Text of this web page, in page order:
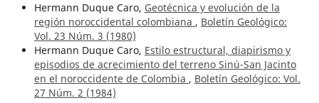
Hermann Duque Caro, Geotécnica y evolución de la
región noroccidental colombiana , Boletín Geológico:
Vol. 23 Núm. 3 (1980)
Hermann Duque Caro, Estilo estructural, diapirismo y
episodios de acrecimiento del terreno Sinú-San Jacinto
en el noroccidente de Colombia , Boletín Geológico: Vol.
27 Núm. 2 (1984)